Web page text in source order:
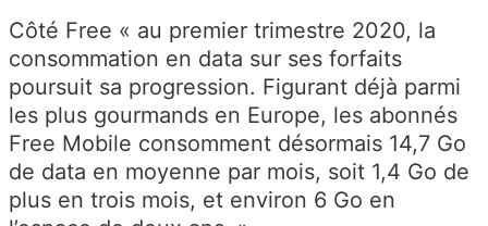
Côté Free « au premier trimestre 2020, la
consommation en data sur ses forfaits
poursuit sa progression. Figurant déjà parmi
les plus gourmands en Europe, les abonnés
Free Mobile consomment désormais 14,7 Go
de data en moyenne par mois, soit 1,4 Go de
plus en trois mois, et environ 6 Go en